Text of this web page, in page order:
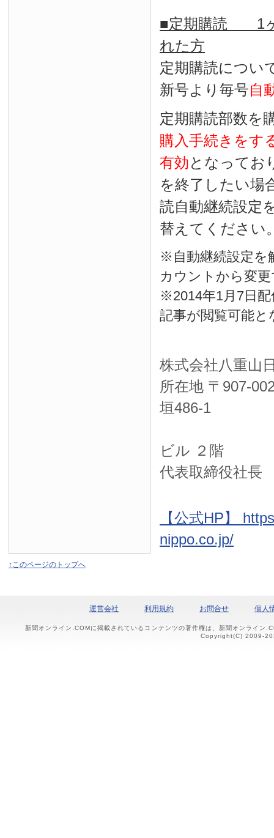
■定期購読 1ヶ
れた方
定期購読につい
新号より毎号自
定期購読部数を
購入手続きをす
有効となってお
を終了したい場
読自動継続設定
替えてください
※自動継続設定を
カウントから変
※2014年1月7日
記事が閲覧可能
株式会社八重山
所在地 〒 907-
垣486-1
ビル ２階
代表取締役社
【公式HP】
nippo.co.jp/
↑このページのトップへ
運営会社 利用規約 お問合せ 個人
新聞オンライン.COMに掲載されているコンテンツの著作権は、新聞オンライン
Copyright(C) 2009-